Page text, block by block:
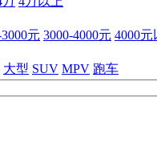
元 3000-4000元 4000元
大型 SUV MPV 跑车